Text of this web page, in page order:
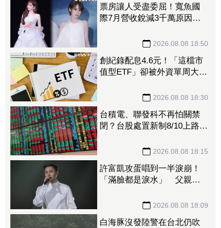
票房讓人受盡委屈！寬魚國
際7月營收銳減3千萬原因曝
網笑翻：是吃了誠實果實嗎
2026.08.08 18:50
創紀錄配息4.6元！「這檔市
值型ETF」卻被外資單周大砍
被抽回2億元
2026.08.08 18:30
台積電、聯發科不再怕關禁
閉？台股處置新制8/10上路！
2026.08.08 18:15
許富凱攻蛋唱到一半淚崩！
「滿臉都是淚水」 父親節
2026.08.08 18:09
白海豚沒發陸警在台北仍吹